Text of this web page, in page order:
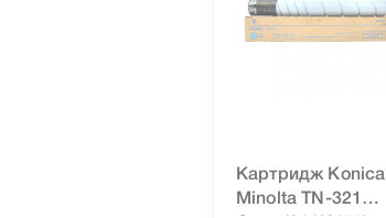
Картридж Konica
Minolta TN-321C